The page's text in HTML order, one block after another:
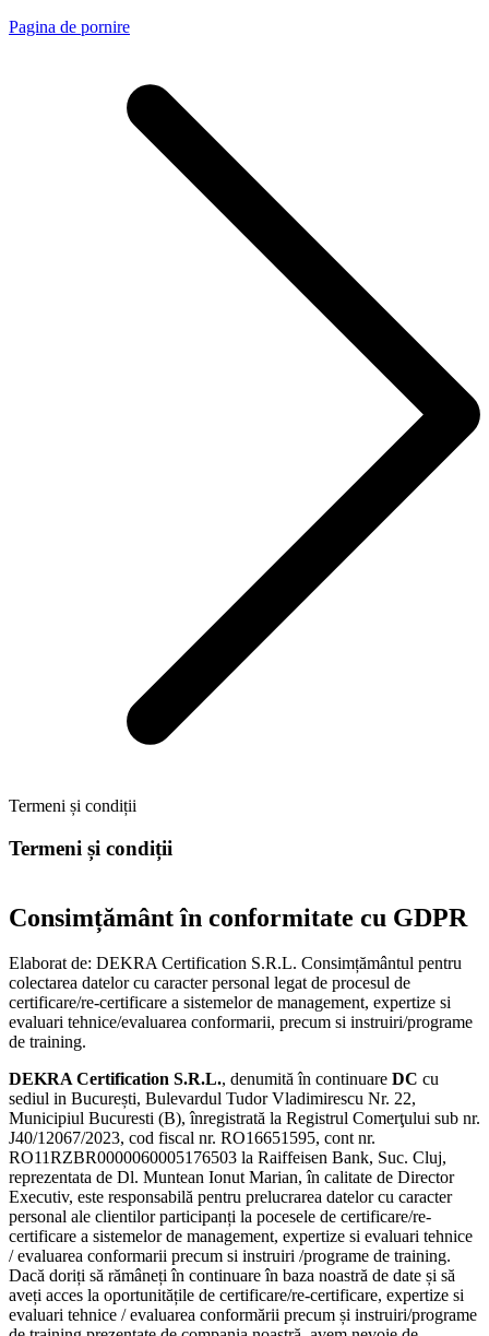
Pagina de pornire
Termeni și condiții
Termeni și condiții
Consimțământ în conformitate cu GDPR
Elaborat de: DEKRA Certification S.R.L. Consimțământul pentru
colectarea datelor cu caracter personal legat de procesul de
certificare/re-certificare a sistemelor de management, expertize si
evaluari tehnice/evaluarea conformarii, precum si instruiri/programe
de training.
DEKRA Certification S.R.L., denumită în continuare DC cu
sediul in București, Bulevardul Tudor Vladimirescu Nr. 22,
Municipiul Bucuresti (B), înregistrată la Registrul Comerţului sub nr.
J40/12067/2023, cod fiscal nr. RO16651595, cont nr.
RO11RZBR0000060005176503 la Raiffeisen Bank, Suc. Cluj,
reprezentata de Dl. Muntean Ionut Marian, în calitate de Director
Executiv, este responsabilă pentru prelucrarea datelor cu caracter
personal ale clientilor participanți la pocesele de certificare/re-
certificare a sistemelor de management, expertize si evaluari tehnice
/ evaluarea conformarii precum si instruiri /programe de training.
Dacă doriți să rămâneți în continuare în baza noastră de date și să
aveți acces la oportunitățile de certificare/re-certificare, expertize si
evaluari tehnice / evaluarea conformării precum și instruiri/programe